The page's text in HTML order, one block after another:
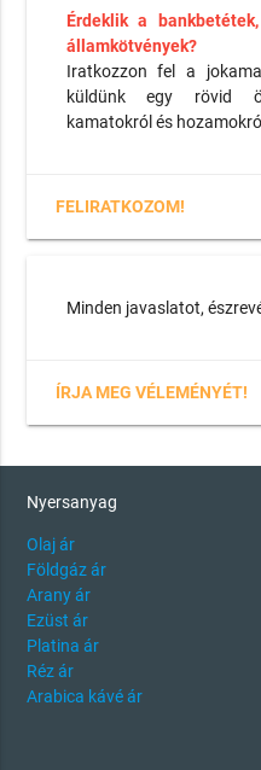
Érdeklik a
államkötvények?
Iratkozzon fel a
küldünk egy rövid
kamatokról és
FELIRATKOZOM!
Minden javaslatot,
ÍRJA MEG VÉLEMÉNYÉT!
Nyersanyag
Olaj ár
Földgáz ár
Arany ár
Ezüst ár
Platina ár
Réz ár
Arabica kávé ár